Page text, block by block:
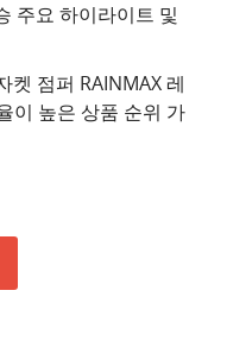
주요 하이라이트 및
켓 점퍼 RAINMAX 레
이 높은 상품 순위 가